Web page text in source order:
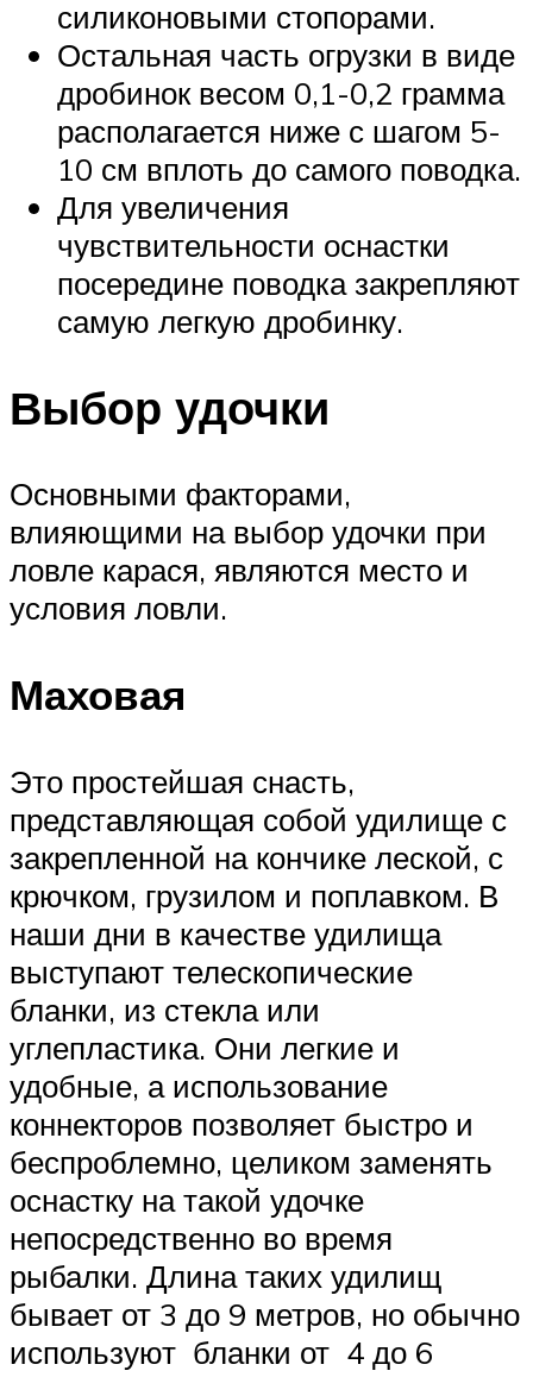
силиконовыми стопорами.
Остальная часть огрузки в виде
дробинок весом 0,1-0,2 грамма
располагается ниже с шагом 5-
10 см вплоть до самого поводка.
Для увеличения
чувствительности оснастки
посередине поводка закрепляют
самую легкую дробинку.
Выбор удочки
Основными факторами,
влияющими на выбор удочки при
ловле карася, являются место и
условия ловли.
Маховая
Это простейшая снасть,
представляющая собой удилище с
закрепленной на кончике леской, с
крючком, грузилом и поплавком. В
наши дни в качестве удилища
выступают телескопические
бланки, из стекла или
углепластика. Они легкие и
удобные, а использование
коннекторов позволяет быстро и
беспроблемно, целиком заменять
оснастку на такой удочке
непосредственно во время
рыбалки. Длина таких удилищ
бывает от 3 до 9 метров, но обычно
используют бланки от 4 до 6